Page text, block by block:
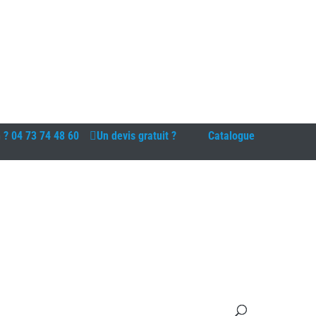
? 04 73 74 48 60 Un devis gratuit ? Catalogue